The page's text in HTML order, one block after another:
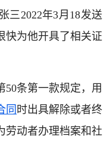
三2022年3月18发送
快为他开具了相关证
50条第一款规定，用
同 时出具解除或者终
劳动者办理档案和社